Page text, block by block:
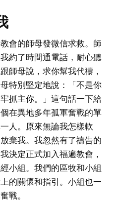
會的師母發微信求救。師
約了時間通電話，耐心聽
師母說，求你幫我代禱，
特別堅定地說：「不是你
抓主你。」這句話一下給
在異地多年孤軍奮戰的單
人。原來無論我怎樣軟
棄我。我忽然有了禱告的
決定正式加入福遍教會，
小組。我們的區牧和小組
的關懷和指引。小組也一
戰。